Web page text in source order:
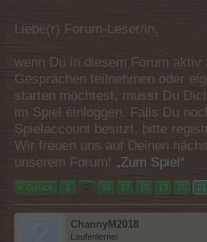
Liebe(r) Forum-Leser/in,
wenn Du in diesem Forum aktiv
Gesprächen teilnehmen oder
starten möchtest, musst Du
im Spiel einloggen. Falls Du
Spielaccount besitzt, bitte
Wir freuen uns auf Deinen
unserem Forum! „Zum Spiel“
< Zurück 1 ← 16 17 18 19 20 21
ChannyM2018
Laufenlerner